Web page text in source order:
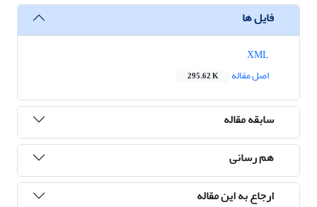
فایل ها
اصل مقاله
295.62 K
سابقه مقاله
هم رسانی
ارجاع به این مقاله